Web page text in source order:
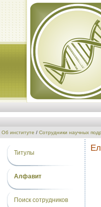
Об институте / Сотрудники научных
Титулы
Алфавит
Поиск сотрудников